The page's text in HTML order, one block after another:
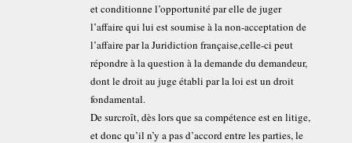
et conditionne l’opportunité par elle de juger
l’affaire qui lui est soumise à la non-acceptation de
l’affaire par la Juridiction française,celle-ci peut
répondre à la question à la demande du demandeur,
dont le droit au juge établi par la loi est un droit
fondamental.
De surcroît, dès lors que sa compétence est en litige,
et donc qu’il n’y a pas d’accord entre les parties, le